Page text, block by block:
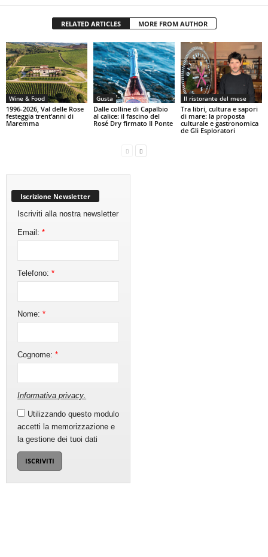
RELATED ARTICLES MORE FROM AUTHOR
Wine & Food
1996-2026, Val delle Rose
festeggia trent’anni di
Maremma
Gusta
Dalle colline di Capalbio
al calice: il fascino del
Rosé Dry firmato Il Ponte
Il ristorante del mese
Tra libri, cultura e sapori
di mare: la proposta
culturale e gastronomica
de Gli Esploratori
Iscrizione Newsletter
Iscriviti alla nostra newsletter
Email:*
Telefono:*
Nome:*
Cognome:*
Informativa privacy.
Utilizzando questo modulo
accetti la memorizzazione e
la gestione dei tuoi dati